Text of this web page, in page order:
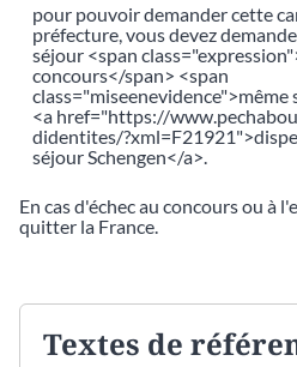
pour pouvoir demander cette
préfecture, vous devez
séjour <span
concours</span> <span
class="miseenevidence">même
<a href="https://
didentites/
séjour Schengen</a>.
En cas d'échec au concours ou à
quitter la France.
Textes de